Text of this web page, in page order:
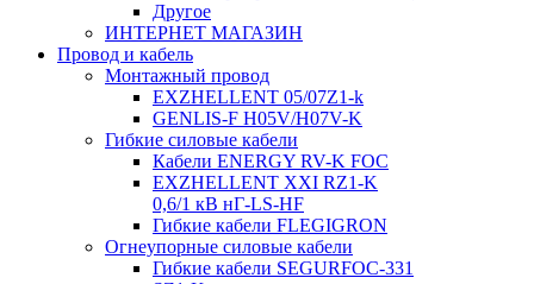
Другое
ИНТЕРНЕТ МАГАЗИН
Провод и кабель
Монтажный провод
EXZHELLENT 05/07Z1-k
GENLIS-F Н05V/H07V-K
Гибкие силовые кабели
Кабели ENERGY RV-K FOC
EXZHELLENT XXI RZ1-K
0,6/1 кВ нГ-LS-HF
Гибкие кабели FLEGIGRON
Огнеупорные силовые кабели
Гибкие кабели SEGURFOC-331